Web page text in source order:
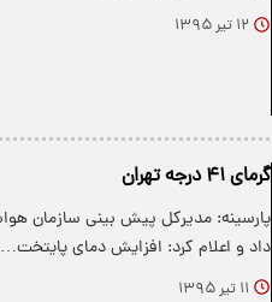
۱۲ تیر ۱۳۹۵
گرمای ۴۱ درجه تهران
داد و اعلام کرد: افزایش دمای پایتخت…
۱۱ تیر ۱۳۹۵